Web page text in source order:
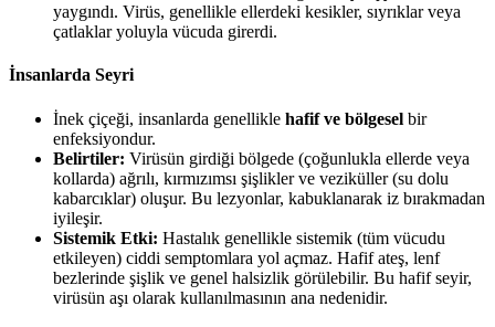
yaygındı. Virüs, genellikle ellerdeki kesikler, sıyrıklar veya
çatlaklar yoluyla vücuda girerdi.
İnsanlarda Seyri
İnek çiçeği, insanlarda genellikle hafif ve bölgesel bir
enfeksiyondur.
Belirtiler: Virüsün girdiği bölgede (çoğunlukla ellerde veya
kollarda) ağrılı, kırmızımsı şişlikler ve veziküller (su dolu
kabarcıklar) oluşur. Bu lezyonlar, kabuklanarak iz bırakmadan
iyileşir.
Sistemik Etki: Hastalık genellikle sistemik (tüm vücudu
etkileyen) ciddi semptomlara yol açmaz. Hafif ateş, lenf
bezlerinde şişlik ve genel halsizlik görülebilir. Bu hafif seyir,
virüsün aşı olarak kullanılmasının ana nedenidir.